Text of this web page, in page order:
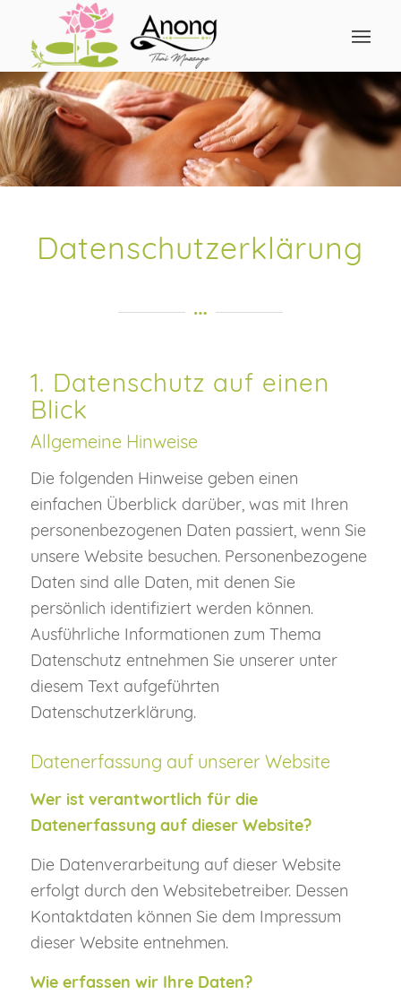
Datenschutz­erklärung
1. Datenschutz auf einen
Blick
Allgemeine Hinweise
Die folgenden Hinweise geben einen
einfachen Überblick darüber, was mit Ihren
personenbezogenen Daten passiert, wenn Sie
unsere Website besuchen. Personenbezogene
Daten sind alle Daten, mit denen Sie
persönlich identifiziert werden können.
Ausführliche Informationen zum Thema
Datenschutz entnehmen Sie unserer unter
diesem Text aufgeführten
Datenschutzerklärung.
Datenerfassung auf unserer Website
Wer ist verantwortlich für die
Datenerfassung auf dieser Website?
Die Datenverarbeitung auf dieser Website
erfolgt durch den Websitebetreiber. Dessen
Kontaktdaten können Sie dem Impressum
dieser Website entnehmen.
Wie erfassen wir Ihre Daten?